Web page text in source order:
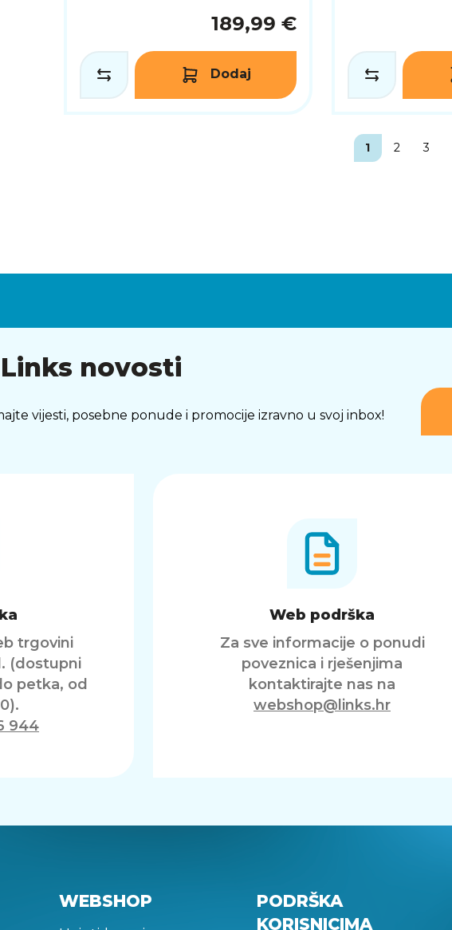
189,99 €
Dodaj
1 2 3
novosti
vijesti, posebne ponude i promocije izravno u svoj inbox!
trgovini
(dostupni
petka, od
944
Web podrška
Za sve informacije o ponudi
poveznica i rješenjima
kontaktirajte nas na
webshop@links.hr
WEBSHOP
PODRŠKA
KORISNICIMA